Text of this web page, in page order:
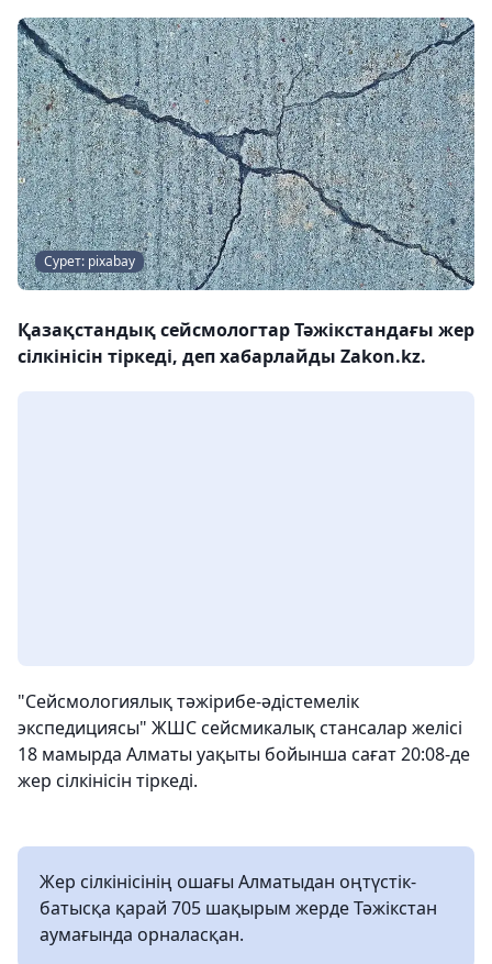
Сурет: pixabay
Қазақстандық сейсмологтар Тәжікстандағы жер
сілкінісін тіркеді, деп хабарлайды Zakon.kz.
"Сейсмологиялық тәжірибе-әдістемелік
экспедициясы" ЖШС сейсмикалық стансалар желісі
18 мамырда Алматы уақыты бойынша сағат 20:08-де
жер сілкінісін тіркеді.
Жер сілкінісінің ошағы Алматыдан оңтүстік-
батысқа қарай 705 шақырым жерде Тәжікстан
аумағында орналасқан.